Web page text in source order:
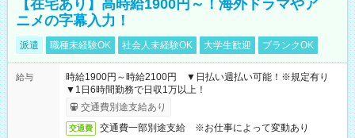
【在宅あり】高時給1900円～！海外ドラマやア
ニメの字幕入力！
派遣 職種未経験OK 社会人未経験OK 大学生歓迎 ブランクOK
給与
時給1900円～時給2100円 ▼日払い週払い可能！※規定有り
▼1日6時間勤務で日収1万以上！
交通費別途支給あり
交通費 交通費一部別途支給 ※お仕事によって変動あり